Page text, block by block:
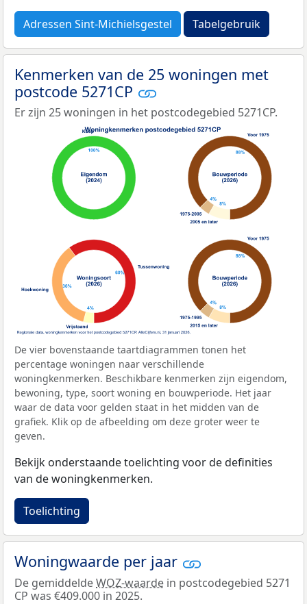
Adressen Sint-Michielsgestel Tabelgebruik
Kenmerken van de 25 woningen met
postcode 5271CP
Er zijn 25 woningen in het postcodegebied 5271CP.
De vier bovenstaande taartdiagrammen tonen het
percentage woningen naar verschillende
woningkenmerken. Beschikbare kenmerken zijn eigendom,
bewoning, type, soort woning en bouwperiode. Het jaar
waar de data voor gelden staat in het midden van de
grafiek. Klik op de afbeelding om deze groter weer te
geven.
Bekijk onderstaande toelichting voor de definities
van de woningkenmerken.
Toelichting
Woningwaarde per jaar
De gemiddeldeWOZ-waarde in postcodegebied 5271
CP was €409.000 in 2025.